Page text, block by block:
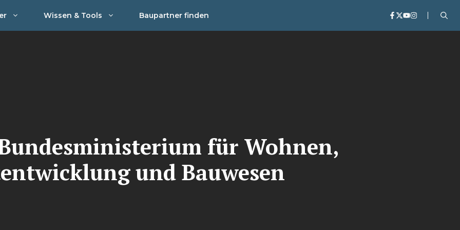
Wissen & Tools Baupartner finden
für Wohnen,
und Bauwesen